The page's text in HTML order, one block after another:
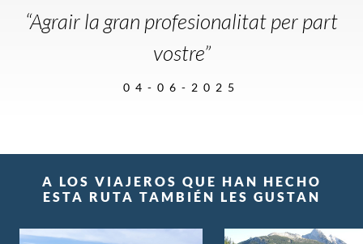
“Agrair la gran profesionalitat per part
vostre”
04-06-2025
A LOS VIAJEROS QUE HAN HECHO
ESTA RUTA TAMBIÉN LES GUSTAN